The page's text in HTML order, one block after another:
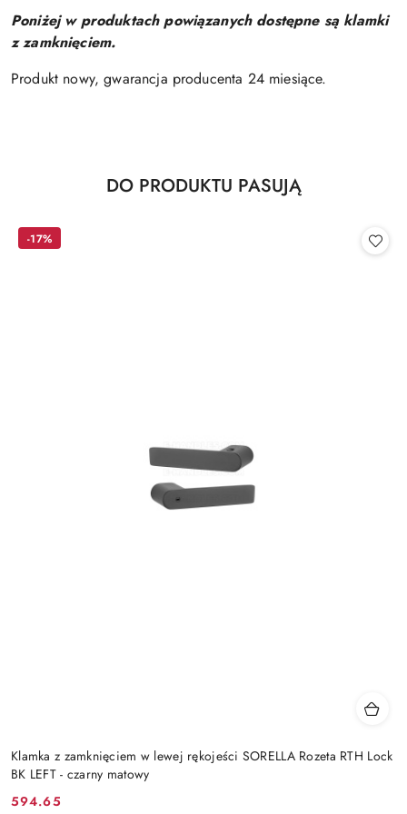
Poniżej w produktach powiązanych dostępne są klamki
z zamknięciem.
Produkt nowy, gwarancja producenta 24 miesiące.
Pomiń karuzelę produktów
Produkty
DO PRODUKTU PASUJĄ
Klamka z zamknięciem w lewej rękojeści SORELLA Rozeta RTH Lock
BK LEFT - czarny matowy
Cena
594.65
Cena
-17%